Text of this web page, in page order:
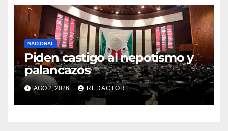
NACIONAL
Piden castigo al nepotismo y
palancazos
AGO 2, 2026 REDACTOR1